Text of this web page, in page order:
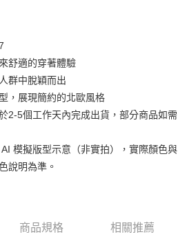
台北富邦商業銀行
兆豐國際商業銀行
台中商業銀行
華泰商業銀行
遠東國際商業銀行
星展（台灣）商業銀行
彰化商業銀行
台北富邦商業銀行
兆豐國際商業銀行
台中商業銀行
遠東國際商業銀行
永豐商業銀行
第一商業銀行
台北富邦商業銀行
兆豐國際商業銀行
華泰商業銀行
舒適的穿著體驗
群中脫穎而出
，展現簡約的北歐風格
2-5個工作天內完成出貨，部分商品如需
模擬版型示意（非實拍），實際顏色與
說明為準。
商品規格 相關推薦